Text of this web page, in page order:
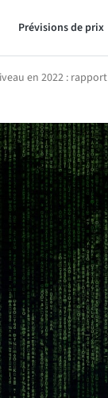
Prévisions de prix
en 2022 : rapport